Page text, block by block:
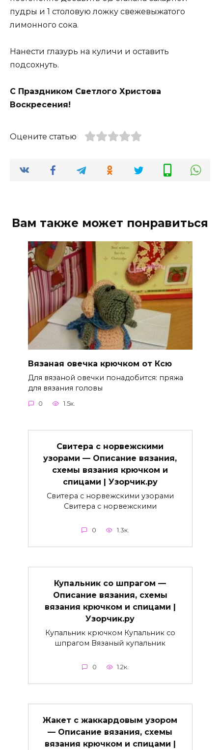
пудры и 1 столовую ложку свежевыжатого
лимонного сока.
Нанести глазурь на куличи и оставить
подсохнуть.
С Праздником Светлого Христова
Воскресения!
Оцените статью
Вам также может понравиться
Вязаная овечка крючком от Ксю
Для вязаной овечки понадобится: пряжа
для вязания головы
0 1.5к.
Свитера с норвежскими
узорами — Описание вязания,
схемы вязания крючком и
спицами | Узорчик.ру
Свитера с норвежскими узорами
Свитера с норвежскими
0 1.3к.
Купальник со шпрагом —
Описание вязания, схемы
вязания крючком и спицами |
Узорчик.ру
Купальник крючком Купальник со
шпрагом Вязаный купальник
0 1.2к.
Жакет с жаккардовым узором
— Описание вязания, схемы
вязания крючком и спицами |